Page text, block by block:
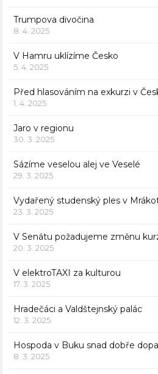
Trumpova divočina
8. 4. 2025
V Hamru uklízíme Česko
5. 4. 2025
Před hlasováním na exkurzi v
1. 4. 2025
Jaro v regionu
30. 3. 2025
Sázíme veselou alej ve Veselé
29. 3. 2025
Vydařený studenský ples v
23. 3. 2025
V Senátu požadujeme změnu
20. 3. 2025
V elektroTAXI za kulturou
17. 3. 2025
Hradečáci a Valdštejnský palác
12. 3. 2025
Hospoda v Buku snad dobře
8. 3. 2025